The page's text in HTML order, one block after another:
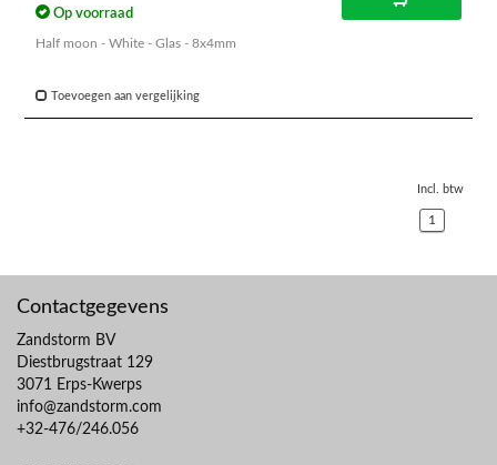
Op voorraad
Half moon - White - Glas - 8x4mm
Toevoegen aan vergelijking
Incl. btw
1
Contactgegevens
Zandstorm BV
Diestbrugstraat 129
3071 Erps-Kwerps
info@zandstorm.com
+32-476/246.056